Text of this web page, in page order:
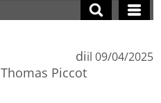
di
Thomas Piccot
il 09/04/2025